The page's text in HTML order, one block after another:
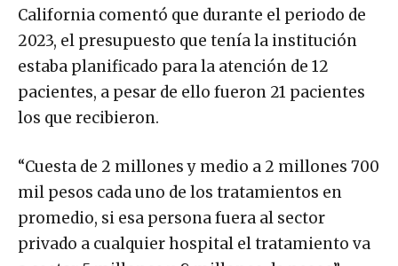
California comentó que durante el periodo de
2023, el presupuesto que tenía la institución
estaba planificado para la atención de 12
pacientes, a pesar de ello fueron 21 pacientes
los que recibieron.
“Cuesta de 2 millones y medio a 2 millones 700
mil pesos cada uno de los tratamientos en
promedio, si esa persona fuera al sector
privado a cualquier hospital el tratamiento va